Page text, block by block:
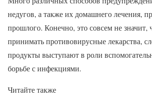
недугов, а также их домашнего лечения,
прошлого. Конечно, это совсем не значит,
принимать противовирусные лекарства,
продукты выступают в роли
борьбе с инфекциями.
Читайте также